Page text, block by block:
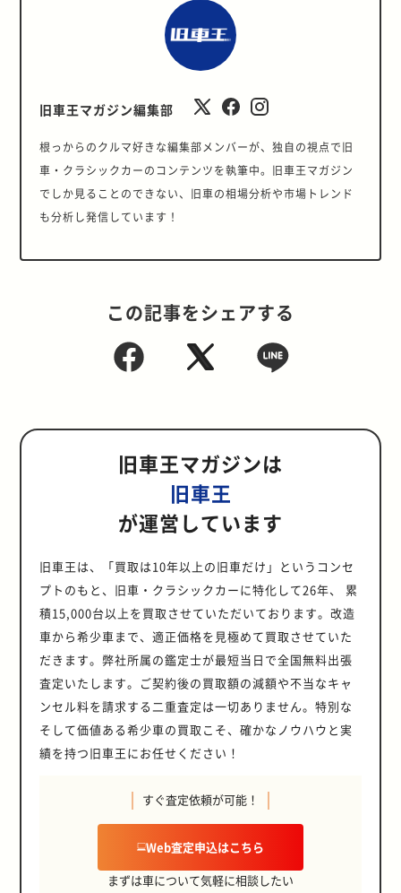
旧車王マガジン編集部
根っからのクルマ好きな編集部メンバーが、独自の視点で旧
車・クラシックカーのコンテンツを執筆中。旧車王マガジン
でしか見ることのできない、旧車の相場分析や市場トレンド
も分析し発信しています！
この記事をシェアする
旧車王マガジンは
旧車王
が運営しています
旧車王は、「買取は10年以上の旧車だけ」というコンセ
プトのもと、旧車・クラシックカーに特化して26年、 累
積15,000台以上を買取させていただいております。改造
車から希少車まで、適正価格を見極めて買取させていた
だきます。弊社所属の鑑定士が最短当日で全国無料出張
査定いたします。ご契約後の買取額の減額や不当なキャ
ンセル料を請求する二重査定は一切ありません。特別な
そして価値ある希少車の買取こそ、確かなノウハウと実
績を持つ旧車王にお任せください！
すぐ査定依頼が可能！
Web査定申込はこちら
まずは車について気軽に相談したい